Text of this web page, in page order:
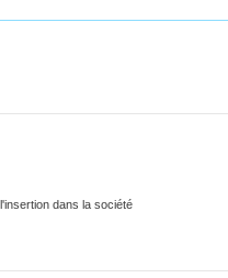
dans la société